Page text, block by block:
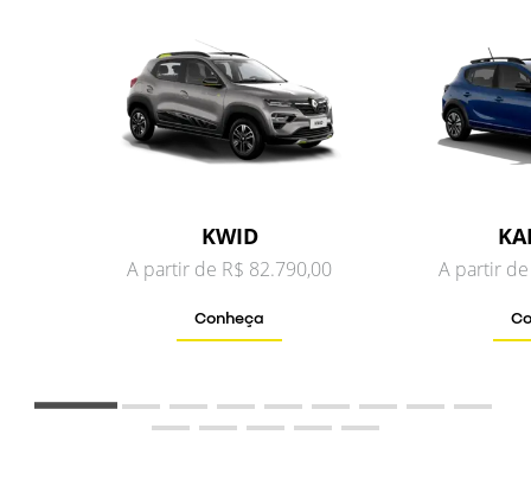
KWID
A partir de R$ 82.790,00
Conheça
A partir